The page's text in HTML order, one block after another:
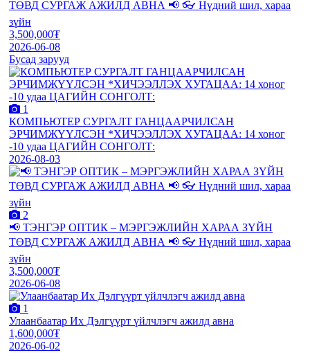
ТӨВД СУРГАЖ АЖИЛД АВНА 📢 👓 Нүдний шил, хараа
зүйн
3,500,000₮
2026-06-08
Бусад зарууд
1
КОМПЬЮТЕР СУРГАЛТ ГАНЦААРЧИЛСАН
ЭРЧИМЖҮҮЛСЭН *ХИЧЭЭЛЛЭХ ХУГАЦАА: 14 хоног
-10 удаа ЦАГИЙН СОНГОЛТ:
2026-08-03
2
📢 ТЭНГЭР ОПТИК – МЭРГЭЖЛИЙН ХАРАА ЗҮЙН
ТӨВД СУРГАЖ АЖИЛД АВНА 📢 👓 Нүдний шил, хараа
зүйн
3,500,000₮
2026-06-08
1
Улаанбаатар Их Дэлгүүрт үйлчлэгч ажилд авна
1,600,000₮
2026-06-02